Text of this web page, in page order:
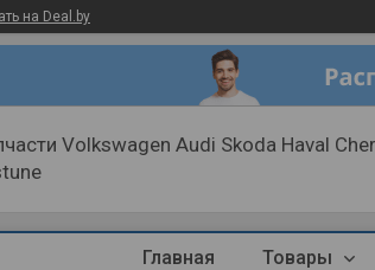
на Deal.by
Volkswagen Audi Skoda Haval
Главная Товары